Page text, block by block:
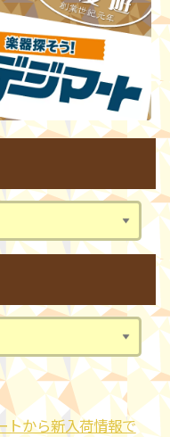
トから新入荷情報で